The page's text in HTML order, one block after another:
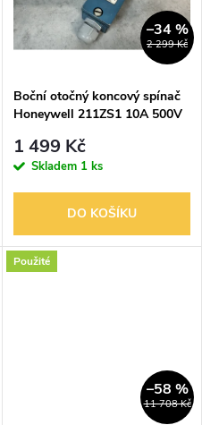
2 299 Kč
–34 %
Boční otočný koncový spínač
Honeywell 211ZS1 10A 500V
1 499 Kč
Skladem 1 ks
DO KOŠÍKU
Použité
11 708 Kč
–58 %